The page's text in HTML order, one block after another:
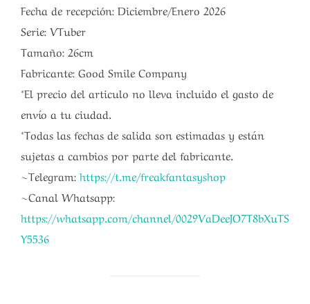
Fecha de recepción: Diciembre/Enero 2026
Serie: VTuber
Tamaño: 26cm
Fabricante: Good Smile Company
*El precio del articulo no lleva incluido el gasto de
envío a tu ciudad.
*Todas las fechas de salida son estimadas y están
sujetas a cambios por parte del fabricante.
~Telegram: https://t.me/freakfantasyshop
~Canal Whatsapp:
https://whatsapp.com/channel/0029VaDeeJO7T8bXuTS
Y5536